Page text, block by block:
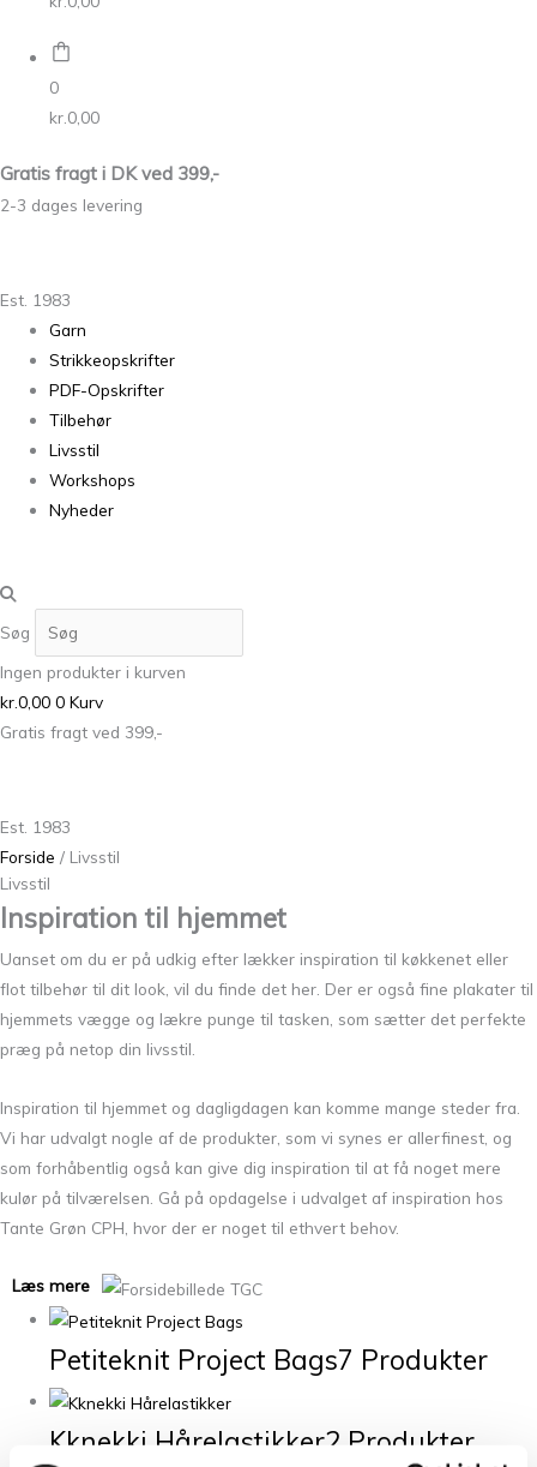
0
kr. 0,00
Gratis fragt i DK ved 399,-
2-3 dages levering
Est. 1983
Garn
Strikkeopskrifter
PDF-Opskrifter
Tilbehør
Livsstil
Workshops
Nyheder
Søg
Ingen produkter i kurven
kr.0,00 0 Kurv
Gratis fragt ved 399,-
Est. 1983
Forside / Livsstil
Livsstil
Inspiration til hjemmet
Uanset om du er på udkig efter lækker inspiration til køkkenet eller
flot tilbehør til dit look, vil du finde det her. Der er også fine plakater til
hjemmets vægge og lækre punge til tasken, som sætter det perfekte
præg på netop din livsstil.
Inspiration til hjemmet og dagligdagen kan komme mange steder fra.
Vi har udvalgt nogle af de produkter, som vi synes er allerfinest, og
som forhåbentlig også kan give dig inspiration til at få noget mere
kulør på tilværelsen. Gå på opdagelse i udvalget af inspiration hos
Tante Grøn CPH, hvor der er noget til ethvert behov.
Læs mere
Petiteknit Project Bags7 Produkter
Kknekki Hårelastikker2 Produkter